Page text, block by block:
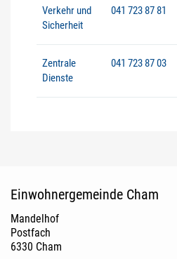
Verkehr und
Sicherheit
041 723 87 81
Zentrale
Dienste
041 723 87 03
Einwohnergemeinde Cham
Mandelhof
Postfach
6330 Cham